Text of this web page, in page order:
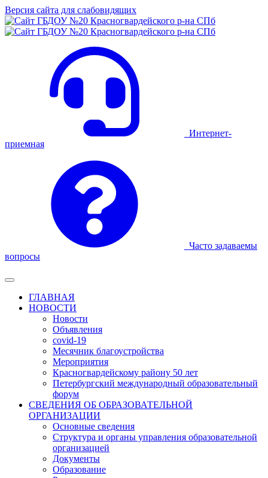
Версия сайта для слабовидящих
Интернет-
приемная
Часто задаваемы
вопросы
ГЛАВНАЯ
НОВОСТИ
Новости
Объявления
covid-19
Месячник благоустройства
Мероприятия
Красногвардейскому району 50 лет
Петербургский международный образовательный
форум
СВЕДЕНИЯ ОБ ОБРАЗОВАТЕЛЬНОЙ
ОРГАНИЗАЦИИ
Основные сведения
Структура и органы управления образовательной
организацией
Документы
Образование